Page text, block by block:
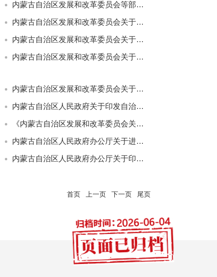
内蒙古自治区发展和改革委员会等部门关于公布内蒙古自治区2023年度“十大诚信人物”评选结果及举...
内蒙古自治区发展和改革委员会关于印发《内蒙古自治区关于完善政府诚信履约机制优化民营经济发展...
内蒙古自治区发展和改革委员会关于印发《内蒙古自治区诚信典型企业选树管理办法》的通知
内蒙古自治区发展和改革委员会关于印发《内蒙古自治区诚信企业选树管理办法(试行)》的通知
内蒙古自治区发展和改革委员会关于印发《内蒙古自治区公共信用信息目录（2021年版）》的通知
内蒙古自治区人民政府关于印发自治区加强政务诚信建设实施方案的通知
《内蒙古自治区发展和改革委员会关于深入开展中介机构信用建设的函》
内蒙古自治区人民政府办公厅关于进一步做好 政府网站和政务新媒体管理工作的通知
内蒙古自治区人民政府办公厅关于印发 自治区“十四五”社会信用体系建设规划的通知
首页 上一页 下一页 尾页